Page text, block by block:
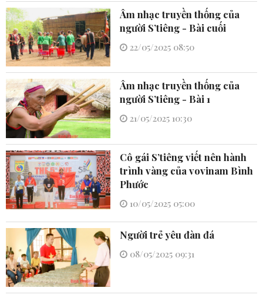
Âm nhạc truyền thống của
người S’tiêng - Bài cuối
22/05/2025 08:50
Âm nhạc truyền thống của
người S’tiêng - Bài 1
21/05/2025 10:30
Cô gái S’tiêng viết nên hành
trình vàng của vovinam Bình
Phước
10/05/2025 05:00
Người trẻ yêu đàn đá
08/05/2025 09:31